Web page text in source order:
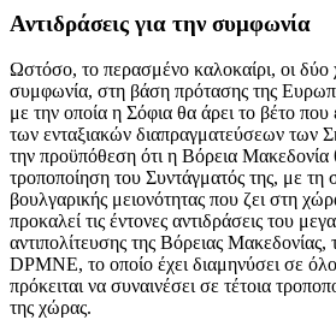
Αντιδράσεις για την συμφωνία
Ωστόσο, το περασμένο καλοκαίρι, οι δύο
συμφωνία, στη βάση πρότασης της
με την οποία η Σόφια θα άρει το βέτο που
των ενταξιακών διαπραγματεύσεων των
την προϋπόθεση ότι η Βόρεια
τροποποίηση του Συντάγματός της, με τη
βουλγαρικής μειονότητας που ζει στη
προκαλεί τις έντονες αντιδράσεις του
αντιπολίτευσης της Βόρειας
DPMNE, το οποίο έχει διαμηνύσει σε
πρόκειται να συναινέσει σε τέτοια
της χώρας.